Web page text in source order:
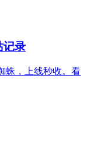
记录
蛛，上线秒收。看